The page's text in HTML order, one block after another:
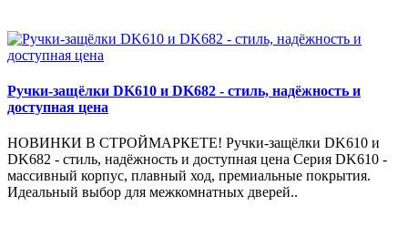
Ручки-защёлки DK610 и DK682 - стиль, надёжность и
доступная цена
НОВИНКИ В СТРОЙМАРКЕТЕ! Ручки-защёлки DK610 и
DK682 - стиль, надёжность и доступная цена Серия DK610 -
массивный корпус, плавный ход, премиальные покрытия.
Идеальный выбор для межкомнатных дверей..